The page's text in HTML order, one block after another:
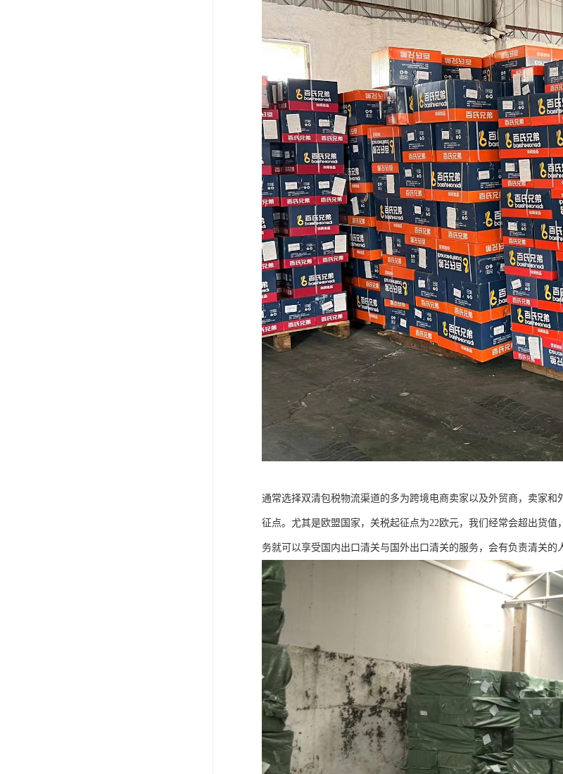
通常选择双清包税物流渠道的多为跨境电商卖家以及外贸商，卖家
征点。尤其是欧盟国家，关税起征点为22欧元，我们经常会超出货
务就可以享受国内出口清关与国外出口清关的服务，会有负责清关的